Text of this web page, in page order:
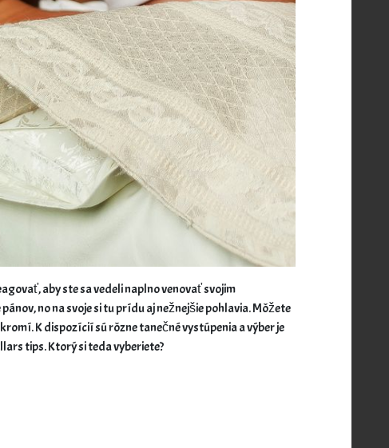
aby ste sa vedeli naplno venovať svojim
no na svoje si tu prídu aj nežnejšie pohlavia. Môžete
K dispozícií sú rôzne tanečné vystúpenia a výber je
tips. Ktorý si teda vyberiete?